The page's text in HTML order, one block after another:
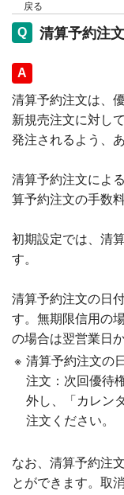
戻る
清算予約注
回答
清算予約注文は、
新規売注文に対し
発注されるよう、
清算予約注文によ
算予約注文の手数
初期設定では、清
す。
清算予約注文の日
す。無期限信用の
の場合は翌営業日
※ 清算予約注文の
注文：次回優待
外し、「カレン
注文ください。
なお、清算予約注
とができます。取